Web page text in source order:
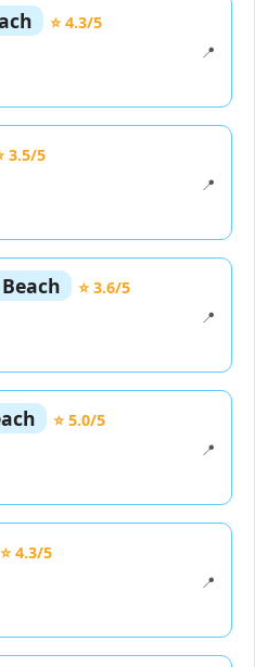
⭐ 4.3/5
📍
3.5/5
📍
⭐ 3.6/5
📍
⭐ 5.0/5
📍
⭐ 4.3/5
📍